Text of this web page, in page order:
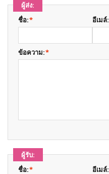
ผู้ส่ง:
*
ชื่อ: อีเมล์:
*
ข้อความ:
ผู้รับ:
*
ชื่อ: อีเมล์: